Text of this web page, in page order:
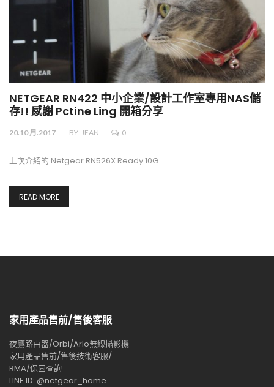
NETGEAR RN422 中小企業/設計工作室專用NAS儲
存!! 感謝 Pctine Ling 開箱分享
20.10 月.2017 BY JEAN 0
上次介紹的 Netgear RN526X Ready 10G…
READ MORE
家用產品售前/售後客服
夜鷹路由器/Orbi/Arlo無線攝影機
家用產品售前/售後技術客服/
RMA/保固查詢
LINE ID: @netgear_home